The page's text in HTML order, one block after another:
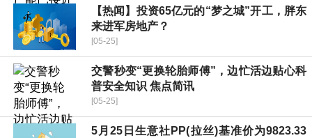
【热闻】投资65亿元的“梦之城”开工，胖东
来进军房地产？
[05-25]
交警秒变“更换轮胎师傅”，边忙活边贴心科
普安全知识 焦点简讯
[05-25]
5月25日生意社PP(拉丝)基准价为9823.33